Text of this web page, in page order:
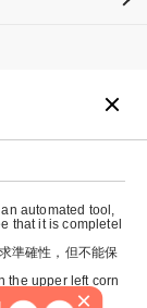
×
automated tool,
that it is completel
準確性，但不能保
the upper left corn